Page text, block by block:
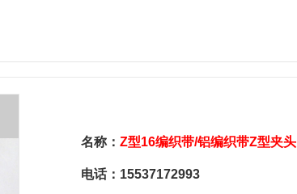
名称： Z型16编织带/铝编织带Z型夹头
电话：15537172993